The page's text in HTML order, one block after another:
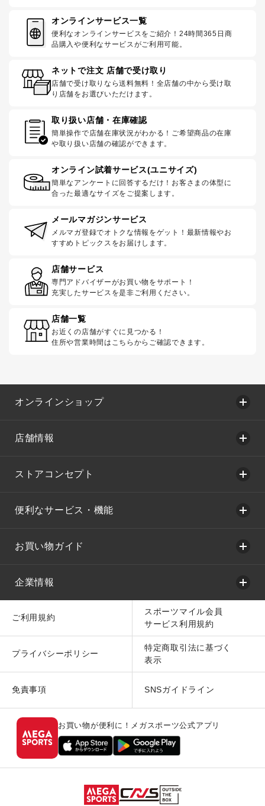
オンラインサービス一覧
便利なオンラインサービスをご紹介！24時間365日商
品購入や便利なサービスがご利用可能。
ネットで注文 店舗で受け取り
店舗で受け取りなら送料無料！全店舗の中から受け取
り店舗をお選びいただけます。
取り扱い店舗・在庫確認
簡単操作で店舗在庫状況がわかる！ご希望商品の在庫
や取り扱い店舗の確認ができます。
オンライン試着サービス(ユニサイズ)
簡単なアンケートに回答するだけ！お客さまの体型に
合った最適なサイズをご提案します。
メールマガジンサービス
メルマガ登録でオトクな情報をゲット！最新情報やお
すすめトピックスをお届けします。
店舗サービス
専門アドバイザーがお買い物をサポート！
充実したサービスを是非ご利用ください。
店舗一覧
お近くの店舗がすぐに見つかる！
住所や営業時間はこちらからご確認できます。
オンラインショップ
店舗情報
ストアコンセプト
便利なサービス・機能
お買い物ガイド
企業情報
ご利用規約
スポーツマイル会員
サービス利用規約
プライバシーポリシー
特定商取引法に基づく
表示
免責事項 SNSガイドライン
お買い物が便利に！メガスポーツ公式アプリ